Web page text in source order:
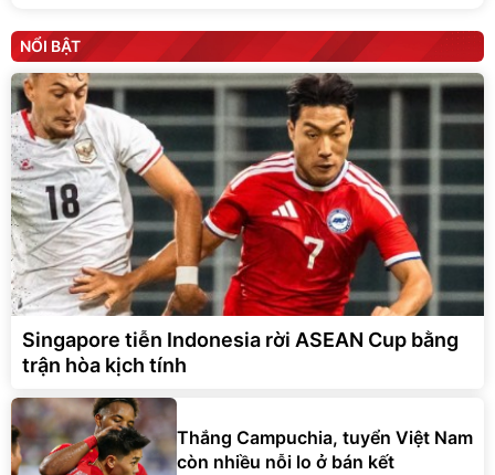
NỔI BẬT
Singapore tiễn Indonesia rời ASEAN Cup bằng
trận hòa kịch tính
Thắng Campuchia, tuyển Việt Nam
còn nhiều nỗi lo ở bán kết